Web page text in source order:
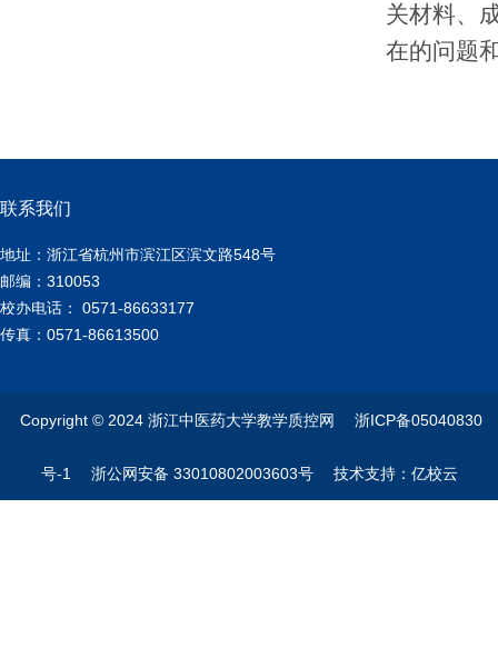
关材料、
在的问题
联系我们
地址：浙江省杭州市滨江区滨文路548号
邮编：310053
校办电话： 0571-86633177
传真：0571-86613500
Copyright © 2024 浙江中医药大学教学质控网 浙ICP备05040830
号-1 浙公网安备 33010802003603号 技术支持：亿校云